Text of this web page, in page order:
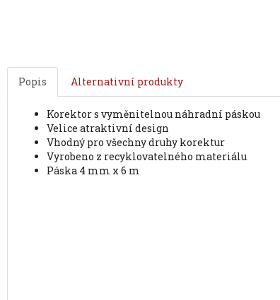
Popis Alternativní produkty
korektor s vyměnitelnou náhradní páskou
velice atraktivní design
vhodný pro všechny druhy korektur
vyrobeno z recyklovatelného materiálu
páska 4 mm x 6 m